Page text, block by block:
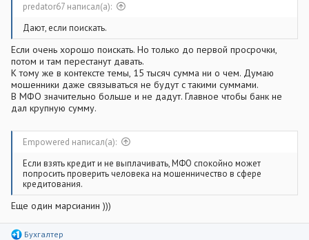
predator67 написал(а):
Дают, если поискать.
Если очень хорошо поискать. Но только до первой просрочки,
потом и там перестанут давать.
К тому же в контексте темы, 15 тысяч сумма ни о чем. Думаю
мошенники даже связываться не будут с такими суммами.
В МФО значительно больше и не дадут. Главное чтобы банк не
дал крупную сумму.
Empowered написал(а):
Если взять кредит и не выплачивать, МФО спокойно может
попросить проверить человека на мошенничество в сфере
кредитования.
Еще один марсианин )))
Р
Бухгалтер